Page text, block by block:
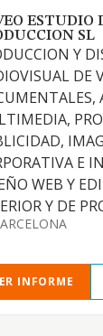
ESTUDIO
SL
Y
DE
E
WEB Y
Y DE
INFORME